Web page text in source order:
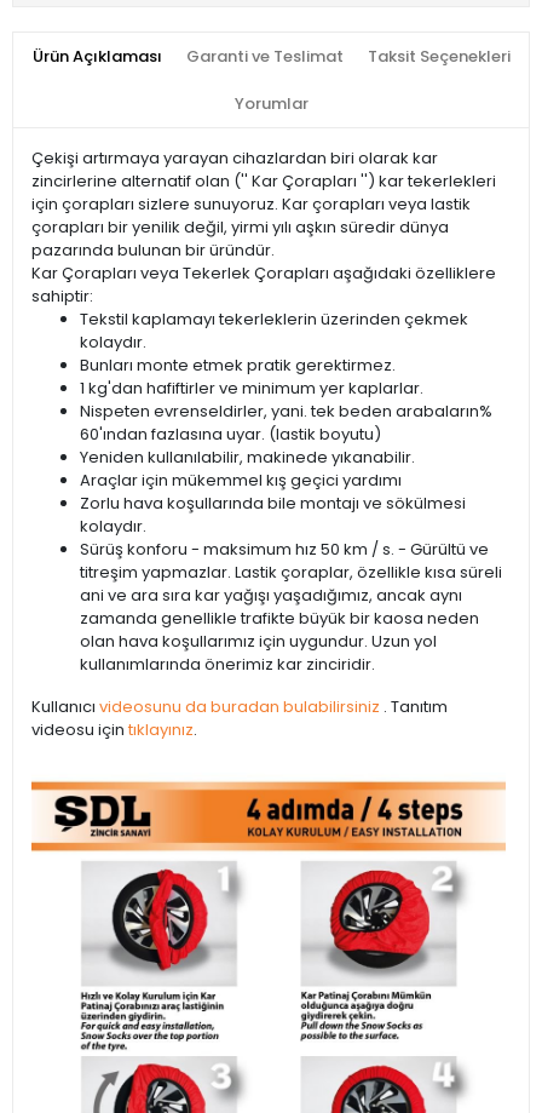
Ürün Açıklaması Garanti ve Teslimat Taksit Seçenekleri
Yorumlar
Çekişi artırmaya yarayan cihazlardan biri olarak kar
zincirlerine alternatif olan ('' Kar Çorapları '') kar tekerlekleri
için çorapları sizlere sunuyoruz. Kar çorapları veya lastik
çorapları bir yenilik değil, yirmi yılı aşkın süredir dünya
pazarında bulunan bir üründür.
Kar Çorapları veya Tekerlek Çorapları aşağıdaki özelliklere
sahiptir:
Tekstil kaplamayı tekerleklerin üzerinden çekmek
kolaydır.
Bunları monte etmek pratik gerektirmez.
1 kg'dan hafiftirler ve minimum yer kaplarlar.
Nispeten evrenseldirler, yani. tek beden arabaların%
60'ından fazlasına uyar. (lastik boyutu)
Yeniden kullanılabilir, makinede yıkanabilir.
Araçlar için mükemmel kış geçici yardımı
Zorlu hava koşullarında bile montajı ve sökülmesi
kolaydır.
Sürüş konforu - maksimum hız 50 km / s. - Gürültü ve
titreşim yapmazlar. Lastik çoraplar, özellikle kısa süreli
ani ve ara sıra kar yağışı yaşadığımız, ancak aynı
zamanda genellikle trafikte büyük bir kaosa neden
olan hava koşullarımız için uygundur. Uzun yol
kullanımlarında önerimiz kar zinciridir.
Kullanıcı videosunu da buradan bulabilirsiniz . Tanıtım
videosu için tıklayınız.